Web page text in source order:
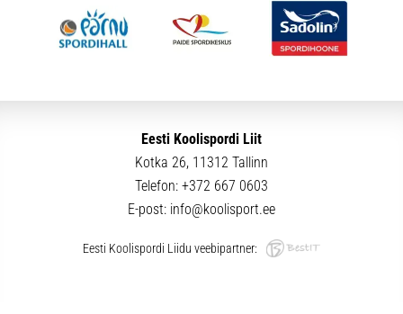
Eesti Koolispordi Liit
Kotka 26, 11312 Tallinn
Telefon: +372 667 0603
E-post: info@koolisport.ee
Eesti Koolispordi Liidu veebipartner: